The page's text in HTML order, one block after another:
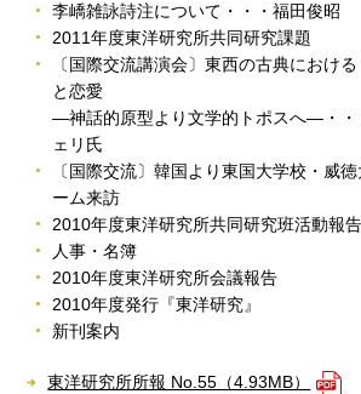
李嶠雑詠詩注について・・・福田俊昭
2011年度東洋研究所共同研究課題
〔国際交流講演会〕東西の古典におけ
と恋愛
―神話的原型より文学的トポスへ―・・
ェリ氏
〔国際交流〕韓国より東国大学校・威
ーム来訪
2010年度東洋研究所共同研究班活動報告
人事・名簿
2010年度東洋研究所会議報告
2010年度発行『東洋研究』
新刊案内
東洋研究所所報 No.55（4.93MB）